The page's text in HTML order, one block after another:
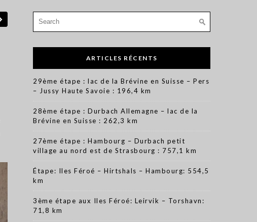
for:
ARTICLES RÉCENTS
29ème étape : lac de la Brévine en Suisse – Pers
– Jussy Haute Savoie : 196,4 km
28ème étape : Durbach Allemagne – lac de la
Brévine en Suisse : 262,3 km
27ème étape : Hambourg – Durbach petit
village au nord est de Strasbourg : 757,1 km
Étape: Iles Féroé – Hirtshals – Hambourg: 554,5
km
3ème étape aux Iles Féroé: Leirvik – Torshavn:
71,8 km